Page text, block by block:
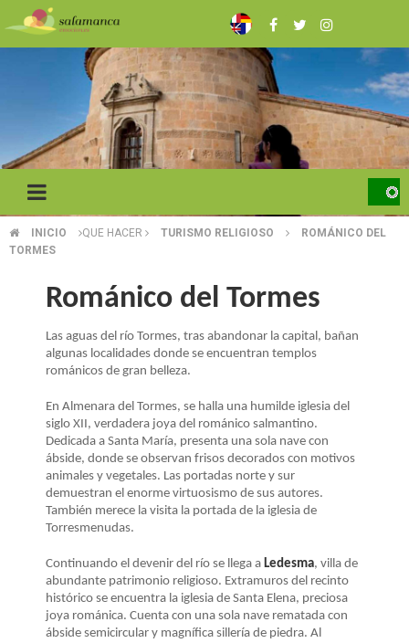
Pasar
al
SOBRESCRIBIR
AYUDA
NAVEGACIÓN
INICIO QUE HACER TURISMO RELIGIOSO
ROMÁNICO DEL
TORMES
Románico del Tormes
Las aguas del río Tormes, tras abandonar la capital, bañan
algunas localidades donde se encuentran templos
románicos de gran belleza.
En Almenara del Tormes, se halla una humilde iglesia del
siglo XII, verdadera joya del románico salmantino.
Dedicada a Santa María, presenta una sola nave con
ábside, donde se observan frisos decorados con motivos
animales y vegetales. Las portadas norte y sur
demuestran el enorme virtuosismo de sus autores.
También merece la visita la portada de la iglesia de
Torresmenudas.
Continuando el devenir del río se llega a Ledesma, villa de
abundante patrimonio religioso. Extramuros del recinto
histórico se encuentra la iglesia de Santa Elena, preciosa
joya románica. Cuenta con una sola nave rematada con
ábside semicircular y magnífica sillería de piedra. Al